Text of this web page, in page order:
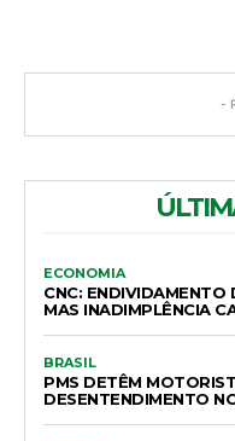
-
ECONOMIA
CNC: ENDIVIDAMENTO
MAS INADIMPLÊNCIA
BRASIL
PMS DETÊM
DESENTENDIMENTO